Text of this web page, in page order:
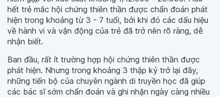
hết trẻ mắc hội chứng thiên thần được chẩn đoán phát
hiện trong khoảng từ 3 - 7 tuổi, bởi khi đó các dấu hiệu
về hành vi và vận động của trẻ đã trở nên rõ ràng, dễ
nhận biết.
Ban đầu, rất ít trường hợp hội chứng thiên thần được
phát hiện. Nhưng trong khoảng 3 thập kỷ trở lại đây,
những tiến bộ của chuyên ngành di truyền học đã giúp
các bác sĩ sớm chẩn đoán và ghi nhận ngày càng nhiều